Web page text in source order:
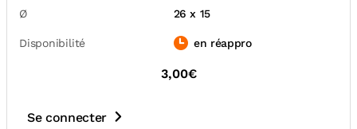
Ø
26 x 15
Disponibilité en réappro
3,00€
Se connecter